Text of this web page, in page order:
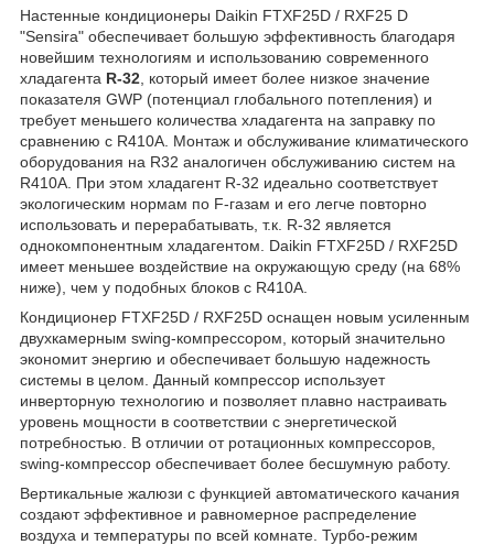
Настенные кондиционеры Daikin FTXF25D / RXF25 D
"Sensira" обеспечивает большую эффективность благодаря
новейшим технологиям и использованию современного
хладагента R-32 , который имеет более низкое значение
показателя GWP (потенциал глобального потепления) и
требует меньшего количества хладагента на заправку по
сравнению с R410A. Монтаж и обслуживание климатического
оборудования на R32 аналогичен обслуживанию систем на
R410A. При этом хладагент R-32 идеально соответствует
экологическим нормам по F-газам и его легче повторно
использовать и перерабатывать, т.к. R-32 является
однокомпонентным хладагентом. Daikin FTXF25D / RXF25D
имеет меньшее воздействие на окружающую среду (на 68%
ниже), чем у подобных блоков с R410A.
Кондиционер FTXF25D / RXF25D оснащен новым усиленным
двухкамерным swing-компрессором, который значительно
экономит энергию и обеспечивает большую надежность
системы в целом. Данный компрессор использует
инверторную технологию и позволяет плавно настраивать
уровень мощности в соответствии с энергетической
потребностью. В отличии от ротационных компрессоров,
swing-компрессор обеспечивает более бесшумную работу.
Вертикальные жалюзи с функцией автоматического качания
создают эффективное и равномерное распределение
воздуха и температуры по всей комнате. Турбо-режим